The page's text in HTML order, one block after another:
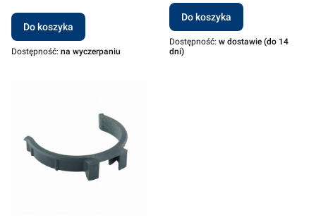
Do koszyka
Dostępność: na wyczerpaniu
Do koszyka
Dostępność: w dostawie (do 14
dni)